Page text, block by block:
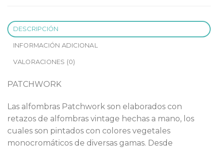
DESCRIPCIÓN
INFORMACIÓN ADICIONAL
VALORACIONES (0)
PATCHWORK
Las alfombras Patchwork son elaborados con
retazos de alfombras vintage hechas a mano, los
cuales son pintados con colores vegetales
monocromáticos de diversas gamas. Desde